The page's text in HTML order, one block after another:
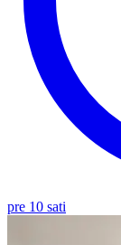
pre 10 sati